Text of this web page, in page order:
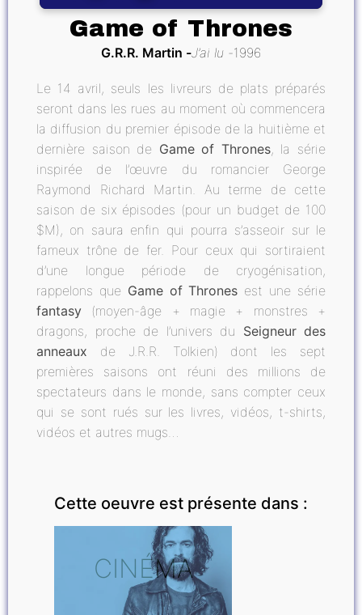
Game of Thrones
G.R.R. Martin J’ai lu 1996
Le 14 avril, seuls les livreurs de plats préparés
seront dans les rues au moment où commencera
la diffusion du premier épisode de la huitième et
dernière saison de Game of Thrones, la série
inspirée de l’œuvre du romancier George
Raymond Richard Martin. Au terme de cette
saison de six épisodes (pour un budget de 100
$M), on saura enfin qui pourra s’asseoir sur le
fameux trône de fer. Pour ceux qui sortiraient
d’une longue période de cryogénisation,
rappelons que Game of Thrones est une série
fantasy (moyen-âge + magie + monstres +
dragons, proche de l’univers du Seigneur des
anneaux de J.R.R. Tolkien) dont les sept
premières saisons ont réuni des millions de
spectateurs dans le monde, sans compter ceux
qui se sont rués sur les livres, vidéos, t-shirts,
vidéos et autres mugs…
Cette oeuvre est présente dans :
CINÉMA